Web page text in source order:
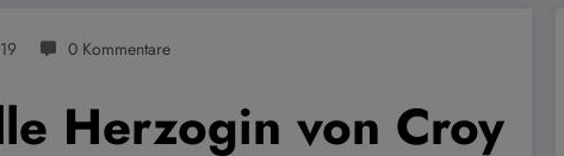
0 Kommentare
Herzogin von Croy